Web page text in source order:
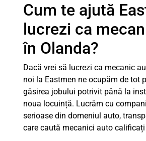
Cum te ajută
lucrezi ca
în Olanda?
Dacă vrei să lucrezi ca mecanic
noi la Eastmen ne ocupăm de tot
găsirea jobului potrivit până la
noua locuință. Lucrăm cu
serioase din domeniul auto,
care caută mecanici auto